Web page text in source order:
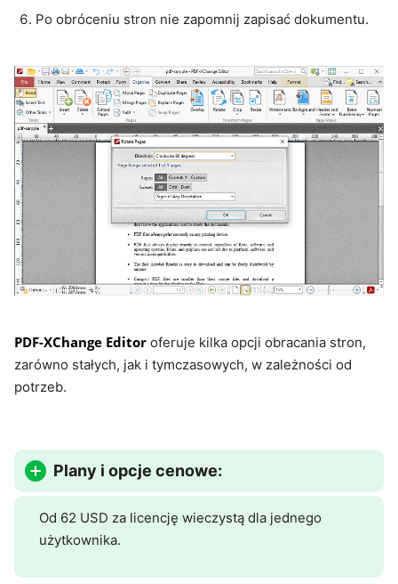
Po obróceniu stron nie zapomnij zapisać dokumentu.
PDF-XChange Editor oferuje kilka opcji obracania stron,
zarówno stałych, jak i tymczasowych, w zależności od
potrzeb.
Plany i opcje cenowe:
Od 62 USD za licencję wieczystą dla jednego
użytkownika.